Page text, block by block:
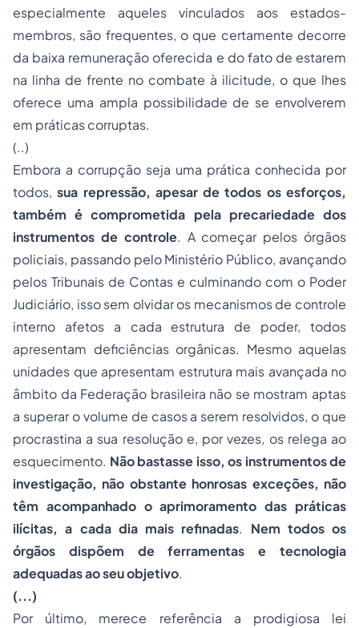
especialmente aqueles vinculados aos estados-
membros, são frequentes, o que certamente decorre
da baixa remuneração oferecida e do fato de estarem
na linha de frente no combate à ilicitude, o que lhes
oferece uma ampla possibilidade de se envolverem
em práticas corruptas.
(..)
Embora a corrupção seja uma prática conhecida por
todos,sua repressão, apesar de todos os esforços,
também é comprometida pela precariedade dos
instrumentos de controle. A começar pelos órgãos
policiais, passando pelo Ministério Público, avançando
pelos Tribunais de Contas e culminando com o Poder
Judiciário, isso sem olvidar os mecanismos de controle
interno afetos a cada estrutura de poder, todos
apresentam deficiências orgânicas. Mesmo aquelas
unidades que apresentam estrutura mais avançada no
âmbito da Federação brasileira não se mostram aptas
a superar o volume de casos a serem resolvidos, o que
procrastina a sua resolução e, por vezes, os relega ao
esquecimento. Não bastasse isso, os instrumentos de
investigação, não obstante honrosas exceções, não
têm acompanhado o aprimoramento das práticas
ilícitas, a cada dia mais refinadas. Nem todos os
órgãos dispõem de ferramentas e tecnologia
adequadas ao seu objetivo.
(...)
Por último, merece referência a prodigiosa lei